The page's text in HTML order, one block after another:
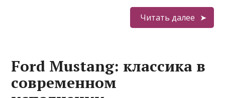
Читать далее
Ford Mustang: классика в
современном